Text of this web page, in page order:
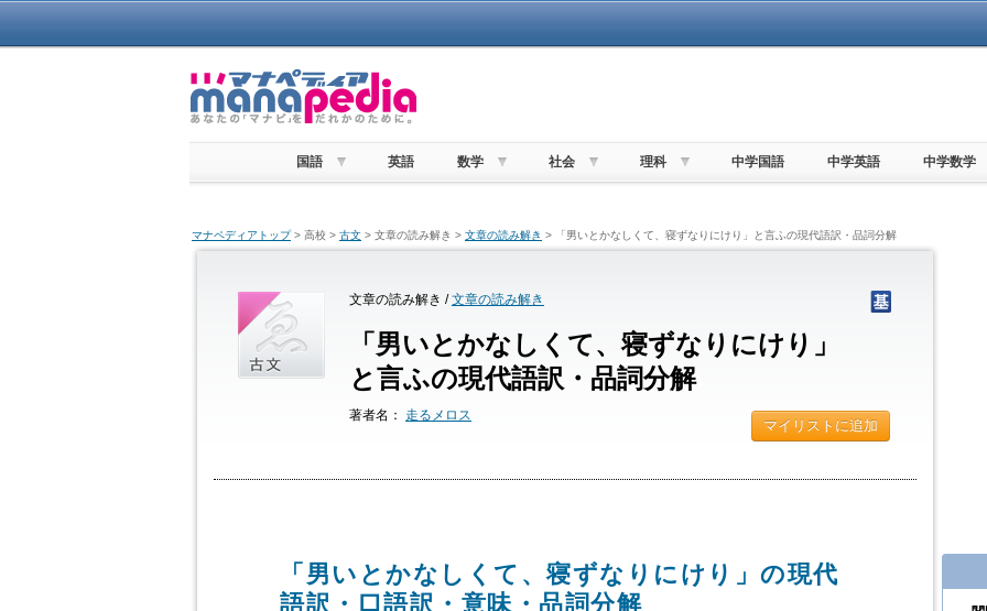
国語 英語 数学 社会 理科 中学国語 中学英語 中学数学
マナペディアトップ> 高校 > 古文 > 文章の読み解き > 文章の読み解き > 「男いとかなしくて、寝ずなりにけり」と言ふの現代語訳・品詞分解
文章の読み解き /文章の読み解き
「男いとかなしくて、寝ずなりにけり」
と言ふの現代語訳・品詞分解
著者名： 走るメロス
マイリストに追加
「男いとかなしくて、寝ずなりにけり」の現代
語訳・口語訳・意味・品詞分解